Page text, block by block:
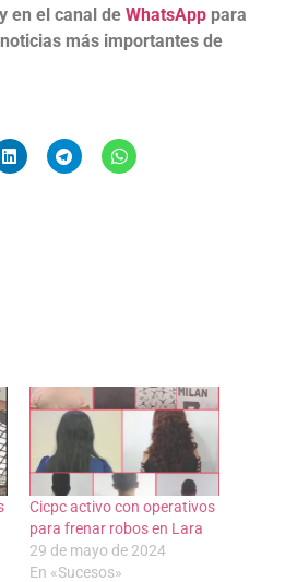
y en el canal de WhatsApp para
más importantes de
Cicpc activo con operativos
para frenar robos en Lara
29 de mayo de 2024
En «Sucesos»